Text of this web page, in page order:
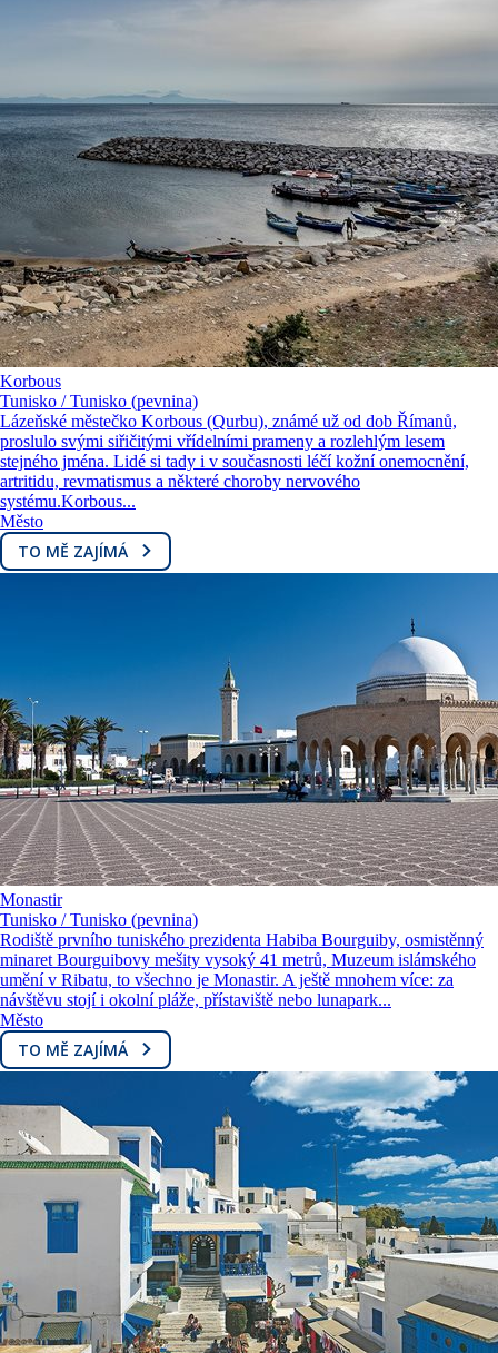
Korbous
Tunisko / Tunisko (pevnina)
Lázeňské městečko Korbous (Qurbu), známé už od dob Římanů,
proslulo svými siřičitými vřídelními prameny a rozlehlým lesem
stejného jména. Lidé si tady i v současnosti léčí kožní onemocnění,
artritidu, revmatismus a některé choroby nervového
systému.Korbous...
Město
TO MĚ ZAJÍMÁ
Monastir
Tunisko / Tunisko (pevnina)
Rodiště prvního tuniského prezidenta Habiba Bourguiby, osmistěnný
minaret Bourguibovy mešity vysoký 41 metrů, Muzeum islámského
umění v Ribatu, to všechno je Monastir. A ještě mnohem více: za
návštěvu stojí i okolní pláže, přístaviště nebo lunapark...
Město
TO MĚ ZAJÍMÁ